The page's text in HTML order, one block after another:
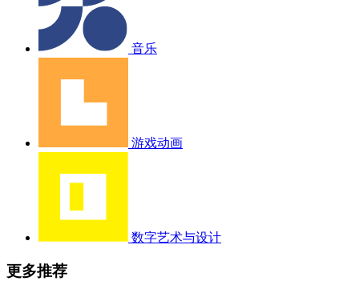
音乐
游戏动画
数字艺术与设计
更多推荐